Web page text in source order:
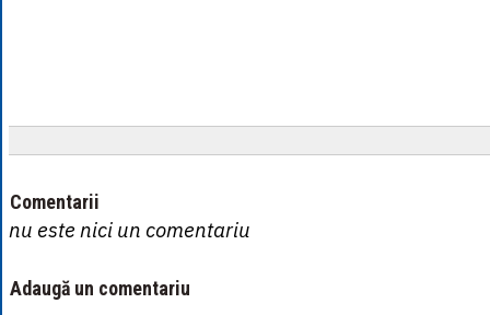
Comentarii
nu este nici un comentariu
Adaugă un comentariu